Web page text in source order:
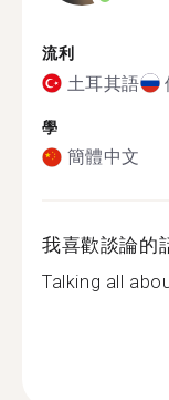
流利
土耳其語
學
簡體中文
我喜歡談論的
Talking all